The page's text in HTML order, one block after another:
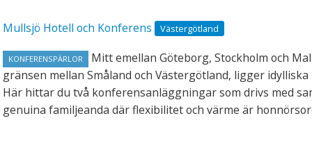
Mullsjö Hotell och Konferens Västergötland
KONFERENSPÄRLOR
Mitt emellan Göteborg, Stockholm och
gränsen mellan Småland och Västergötland, ligger idylliska
Här hittar du två konferensanläggningar som drivs med
genuina familjeanda där flexibilitet och värme är
Over erbjudande
Ta över ett helt hotell. På
stranden i Åhus. För grupper
erbjuder vi en full abonnering
av Åhus Seaside SPA &
Konferens. Under er vistelse är
teamet –
skogen ingår
Samla teamet för två
konferensdagar med
övernattning i privat
skogsmiljö, endast
minuter från Göteborg.